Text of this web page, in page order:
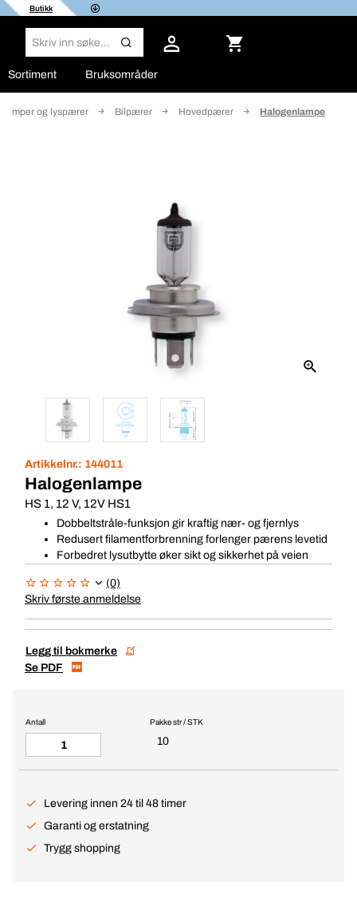
Butikk
Sortiment Bruksområder
Lamper og lyspærer Bilpærer Hovedpærer Halogenlampe
Artikkelnr.: 144011
Halogenlampe
HS 1, 12 V, 12V HS1
Dobbeltstråle-funksjon gir kraftig nær- og fjernlys
Redusert filamentforbrenning forlenger pærens levetid
Forbedret lysutbytte øker sikt og sikkerhet på veien
(0)
Skriv første anmeldelse
Legg til bokmerke
Se PDF
Pakke str / STK
10
Antall
Levering innen 24 til 48 timer
Garanti og erstatning
Trygg shopping